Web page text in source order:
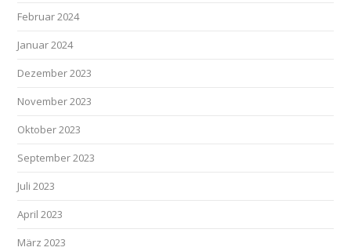
Februar 2024
Januar 2024
Dezember 2023
November 2023
Oktober 2023
September 2023
Juli 2023
April 2023
März 2023